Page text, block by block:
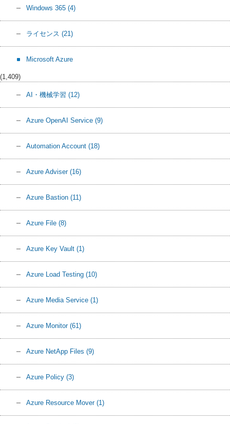
Windows 365 (4)
ライセンス (21)
Microsoft Azure
(1,409)
AI・機械学習 (12)
Azure OpenAI Service (9)
Automation Account (18)
Azure Adviser (16)
Azure Bastion (11)
Azure File (8)
Azure Key Vault (1)
Azure Load Testing (10)
Azure Media Service (1)
Azure Monitor (61)
Azure NetApp Files (9)
Azure Policy (3)
Azure Resource Mover (1)